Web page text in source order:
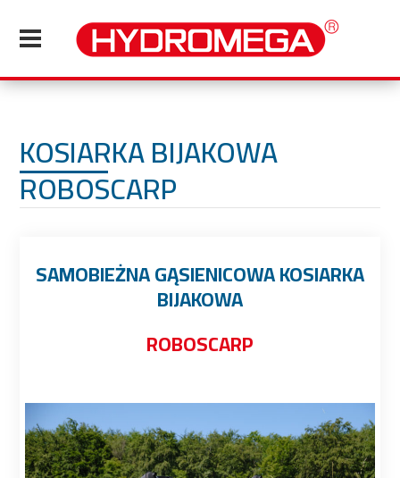
KOSIARKA BIJAKOWA
ROBOSCARP
SAMOBIEŻNA GĄSIENICOWA KOSIARKA
BIJAKOWA
ROBOSCARP